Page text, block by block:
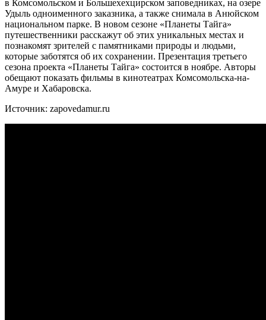
в Комсомольском и Большехехцирском заповедниках, на озере
Удыль одноименного заказника, а также снимала в Анюйском
национальном парке. В новом сезоне «Планеты Тайга»
путешественники расскажут об этих уникальных местах и
познакомят зрителей с памятниками природы и людьми,
которые заботятся об их сохранении. Презентация третьего
сезона проекта «Планеты Тайга» состоится в ноябре. Авторы
обещают показать фильмы в кинотеатрах Комсомольска-на-
Амуре и Хабаровска.
Источник: zapovedamur.ru